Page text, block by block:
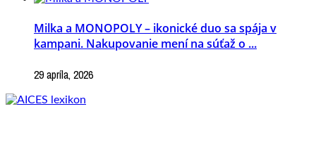
Milka a MONOPOLY – ikonické duo sa spája v
kampani. Nakupovanie mení na súťaž o ...
29 apríla, 2026